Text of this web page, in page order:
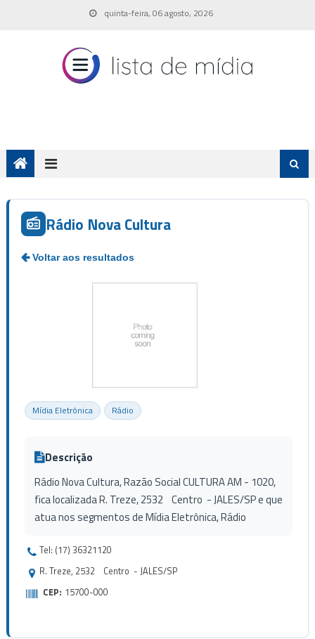
quinta-feira, 06 agosto, 2026
Rádio Nova Cultura
Mídia Eletrônica Rádio
Descrição
Rádio Nova Cultura, Razão Social CULTURA AM - 1020,
fica localizada R. Treze, 2532 Centro - JALES/SP e que
atua nos segmentos de Mídia Eletrônica, Rádio
Tel: (17) 36321120
R. Treze, 2532 Centro - JALES/SP
CEP: 15700-000